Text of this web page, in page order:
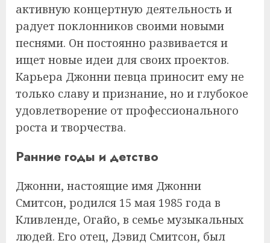
активную концертную деятельность и
радует поклонников своими новыми
песнями. Он постоянно развивается и
ищет новые идеи для своих проектов.
Карьера Джонни певца приносит ему не
только славу и признание, но и глубокое
удовлетворение от профессионального
роста и творчества.
Ранние годы и детство
Джонни, настоящие имя Джонни
Смитсон, родился 15 мая 1985 года в
Кливленде, Огайо, в семье музыкальных
людей. Его отец, Дэвид Смитсон, был